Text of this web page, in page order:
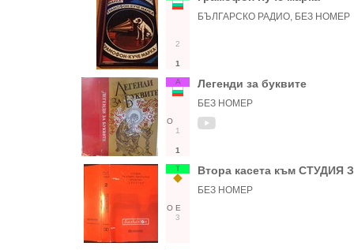
2
1
БЪЛГАРСКО РАДИО, БЕЗ НОМЕР
А
О
1
1
Легенди за буквите
БЕЗ НОМЕР
Т
О Е
3
Втора касета към
БЕЗ НОМЕР